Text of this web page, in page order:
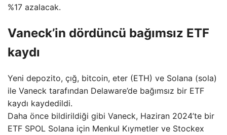
%17 azalacak.
Vaneck’in dördüncü bağımsız ETF
kaydı
Yeni depozito, çığ, bitcoin, eter (ETH) ve Solana (sola)
ile Vaneck tarafından Delaware’de bağımsız bir ETF
kaydı kaydedildi.
Daha önce bildirildiği gibi Vaneck, Haziran 2024’te bir
ETF SPOL Solana için Menkul Kıymetler ve Stockex